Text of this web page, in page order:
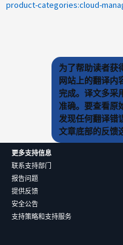
product-categories:cloud-
为了帮助读者获
网站上的翻译内
完成。译文多采
准确。要查看原
发现任何翻译错
文章底部的反馈
更多支持信息
联系支持部门
报告问题
提供反馈
安全公告
支持策略和支持服务